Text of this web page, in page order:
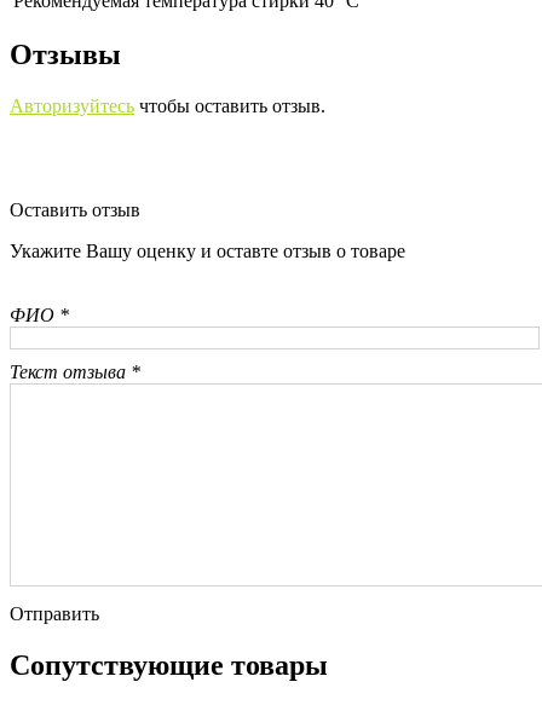
Отзывы
Авторизуйтесь чтобы оставить отзыв.
Оставить отзыв
Укажите Вашу оценку и оставте отзыв о товаре
ФИО *
Текст отзыва *
Отправить
Сопутствующие товары